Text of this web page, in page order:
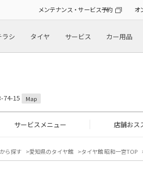
メンテナンス・サービス予約 オ
シ タイヤ サービス カー用品
74-15 Map
サービスメニュー 店舗おス
ら探す 愛知県のタイヤ館 タイヤ館 昭和一宮TOP